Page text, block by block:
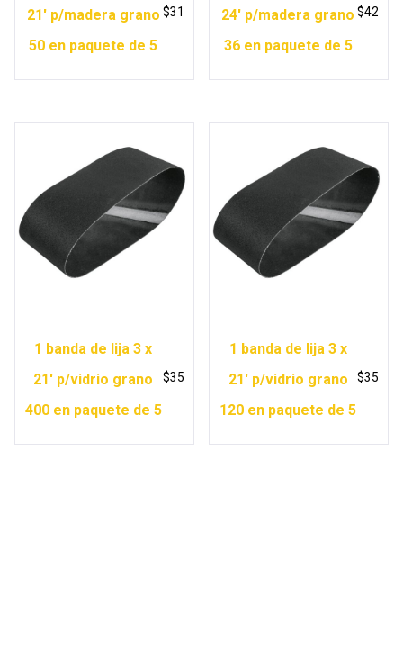
21′ p/madera grano
50 en paquete de 5
$31
24′ p/madera grano
36 en paquete de 5
$42
1 banda de lija 3 x
21′ p/vidrio grano
400 en paquete de 5
$35
1 banda de lija 3 x
21′ p/vidrio grano
120 en paquete de 5
$35